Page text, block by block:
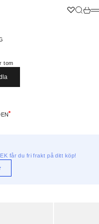
Wishlist
Sök
tom
får du fri frakt på ditt köp!